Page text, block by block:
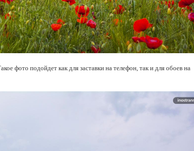
фото подойдет как для заставки на телефон, так и для обоев на